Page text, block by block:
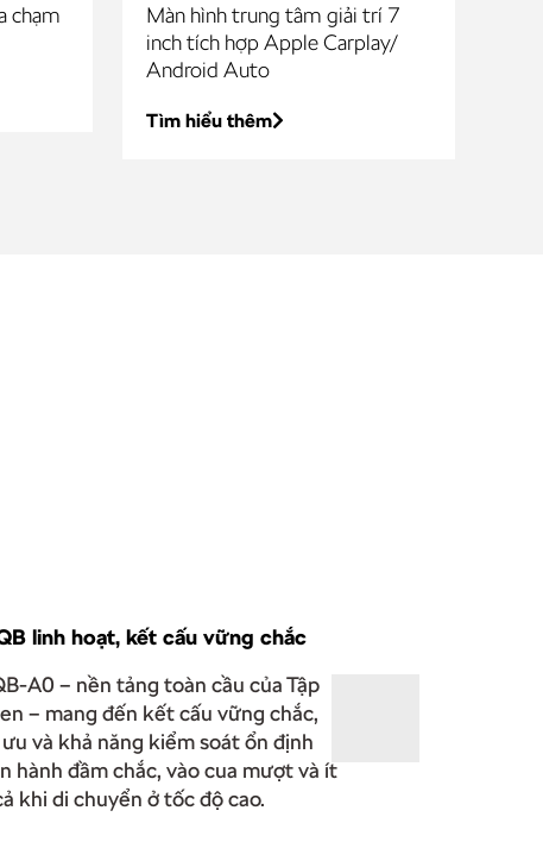
chạm
Màn hình trung tâm giải trí 7
inch tích hợp Apple Carplay/
Android Auto
Tìm hiểu thêm
linh hoạt, kết cấu vững chắc
A0 – nền tảng toàn cầu của Tập
– mang đến kết cấu vững chắc,
và khả năng kiểm soát ổn định
hành đầm chắc, vào cua mượt và ít
khi di chuyển ở tốc độ cao.